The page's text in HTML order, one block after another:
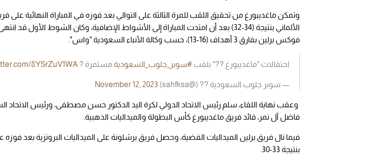
وتمكن ماغديبورغ من تحقيق اللقب للمرة الثالثة على التوالي بعد فوزه في المباراة النهائية
الألماني بنتيجة (34-32) بعد أن امتدت المباراة إلى الأشواط الإضافية، وكان الشوط الأول قد
فوكس برلين بفارق 3 أهداف (16-13)، حسب وكالة الأنباء السعودية "واس".
احتفالات "ماغديبورغ ??" بلقب #سوبر_جلوب_السعودية مستمرة ? 8YSrZuV1WA
— سوبر جلوب السعودية ?? (@sahfksa) November 12, 2023
وعقب نهاية اللقاء، سلم رئيس الاتحاد الدولي لكرة اليد الدكتور حسن مصطفى، ورئيس الاتحاد
فاضل آل نمر، قائد فريق ماغديبورغ كأس البطولة والميداليات الذهبية.
فيما نال فريق برلين الميداليات الفضية، وحصل فريق برشلونة على الميداليات البرونزية بعد
بنتيجة 33-30.